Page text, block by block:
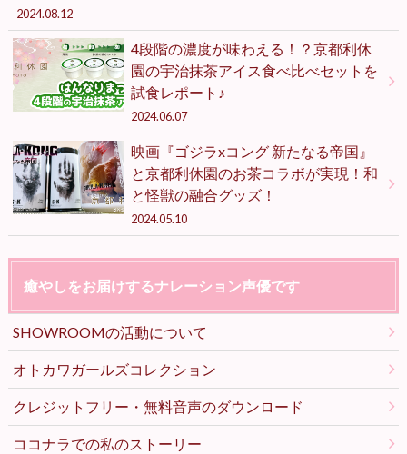
2024.08.12
4段階の濃度が味わえる！？京都利休
園の宇治抹茶アイス食べ比べセットを
試食レポート♪
2024.06.07
映画『ゴジラxコング 新たなる帝国』
と京都利休園のお茶コラボが実現！和
と怪獣の融合グッズ！
2024.05.10
癒やしをお届けするナレーション声優です
SHOWROOMの活動について
オトカワガールズコレクション
クレジットフリー・無料音声のダウンロード
ココナラでの私のストーリー